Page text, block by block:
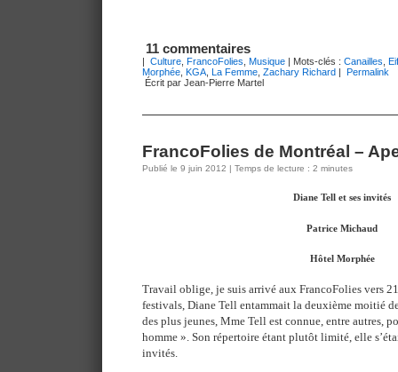
11 commentaires
| Culture FrancoFolies Musique | Mots-clés : Canailles
Morphée KGA La Femme Zachary Richard | Permalink
Écrit par Jean-Pierre Martel
FrancoFolies de Montréal –
Publié le 9 juin 2012 | Temps de lecture : 2 minutes
Diane Tell et ses invités
Patrice Michaud
Hôtel Morphée
Travail oblige, je suis arrivé aux FrancoFolies vers
festivals, Diane Tell entammait la deuxième moitié
des plus jeunes, Mme Tell est connue, entre autres,
homme ». Son répertoire étant plutôt limité, elle
invités.